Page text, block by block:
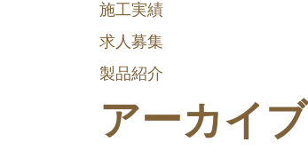
施工実績
求人募集
製品紹介
アーカイブ